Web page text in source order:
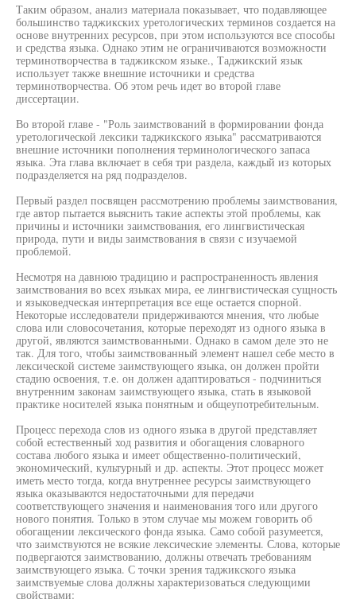
Таким образом, анализ материала показывает, что подавляющее
большинство таджикских уретологических терминов создается на
основе внутренних ресурсов, при этом используются все способы
и средства языка. Однако этим не ограничиваются возможности
терминотворчества в таджикском языке., Таджикский язык
использует также внешние источники и средства
терминотворчества. Об этом речь идет во второй главе
диссертации.
Во второй главе - "Роль заимствований в формировании фонда
уретологической лексики таджикского языка" рассматриваются
внешние источники пополнения терминологического запаса
языка. Эта глава включает в себя три раздела, каждый из которых
подразделяется на ряд подразделов.
Первый раздел посвящен рассмотрению проблемы заимствования,
где автор пытается выяснить такие аспекты этой проблемы, как
причины и источники заимствования, его лингвистическая
природа, пути и виды заимствования в связи с изучаемой
проблемой.
Несмотря на давнюю традицию и распространенность явления
заимствования во всех языках мира, ее лингвистическая сущность
и языковедческая интерпретация все еще остается спорной.
Некоторые исследователи придерживаются мнения, что любые
слова или словосочетания, которые переходят из одного языка в
другой, являются заимствованными. Однако в самом деле это не
так. Для того, чтобы заимствованный элемент нашел себе место в
лексической системе заимствующего языка, он должен пройти
стадию освоения, т.е. он должен адаптироваться - подчиниться
внутренним законам заимствующего языка, стать в языковой
практике носителей языка понятным и общеупотребительным.
Процесс перехода слов из одного языка в другой представляет
собой естественный ход развития и обогащения словарного
состава любого языка и имеет общественно-политический,
экономический, культурный и др. аспекты. Этот процесс может
иметь место тогда, когда внутреннее ресурсы заимствующего
языка оказываются недостаточными для передачи
соответствующего значения и наименования того или другого
нового понятия. Только в этом случае мы можем говорить об
обогащении лексического фонда языка. Само собой разумеется,
что заимствуются не всякие лексические элементы. Слова, которые
подвергаются заимствованию, должны отвечать требованиям
заимствующего языка. С точки зрения таджикского языка
заимствуемые слова должны характеризоваться следующими
свойствами: